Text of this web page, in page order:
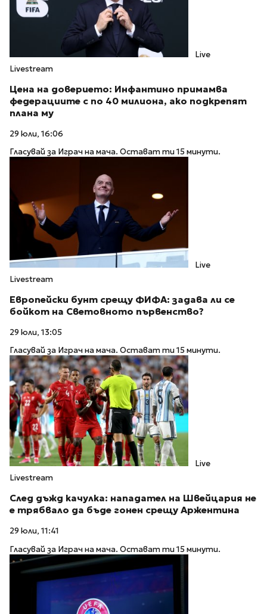
Live
Livestream
Цена на доверието: Инфантино примамва
федерациите с по 40 милиона, ако подкрепят
плана му
29 юли, 16:06
Гласувай за Играч на мача. Остават ти 15 минути.
Live
Livestream
Европейски бунт срещу ФИФА: задава ли се
бойкот на Световното първенство?
29 юли, 13:05
Гласувай за Играч на мача. Остават ти 15 минути.
Live
Livestream
След дъжд качулка: нападател на Швейцария не
е трябвало да бъде гонен срещу Аржентина
29 юли, 11:41
Гласувай за Играч на мача. Остават ти 15 минути.